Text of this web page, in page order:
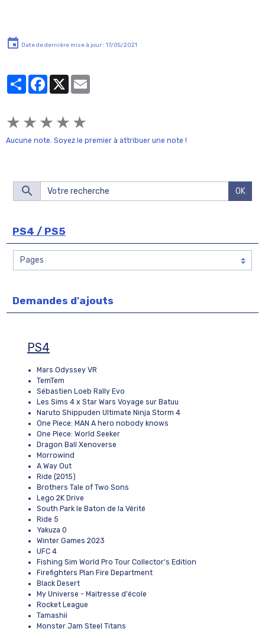
Date de dernière mise à jour : 17/05/2021
PartagerFacebook
X
★ ★ ★ ★ ★
Aucune note. Soyez le premier à attribuer une note !
OK
PS4 / PS5
Demandes d'ajouts
PS4
Mars Odyssey VR
TemTem
Sébastien Loeb Rally Evo
Les Sims 4 x Star Wars Voyage sur Batuu
Naruto Shippuden Ultimate Ninja Storm 4
One Piece: MAN A hero nobody knows
One Piece: World Seeker
Dragon Ball Xenoverse
Morrowind
A Way Out
Ride (2015)
Brothers Tale of Two Sons
Lego 2K Drive
South Park le Baton de la Vérité
Ride 5
Yakuza 0
Winter Games 2023
UFC 4
Fishing Sim World Pro Tour Collector's Edition
Firefighters Plan Fire Department
Black Desert
My Universe - Maitresse d'école
Rocket League
Tamashii
Monster Jam Steel Titans